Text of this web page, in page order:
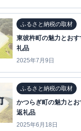
ふるさと納税の取材
東彼杵町の魅力とお
礼品
2025年7月9日
ふるさと納税の取材
かつらぎ町の魅力と
返礼品
2025年6月18日